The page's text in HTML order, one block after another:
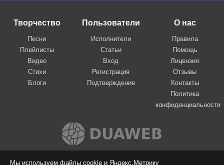
Мы используем файлы cookie и Яндекс.Метрику
Творчество
Песни
Плейлисты
Видео
Стихи
Блоги
Пользователи
Исполнители
Статьи
Вход
Регистрация
Подтверждение
О нас
Правила
Помощь
Лицензия
Отзывы
Контакты
Политика
конфиденциальности
Вконтакте